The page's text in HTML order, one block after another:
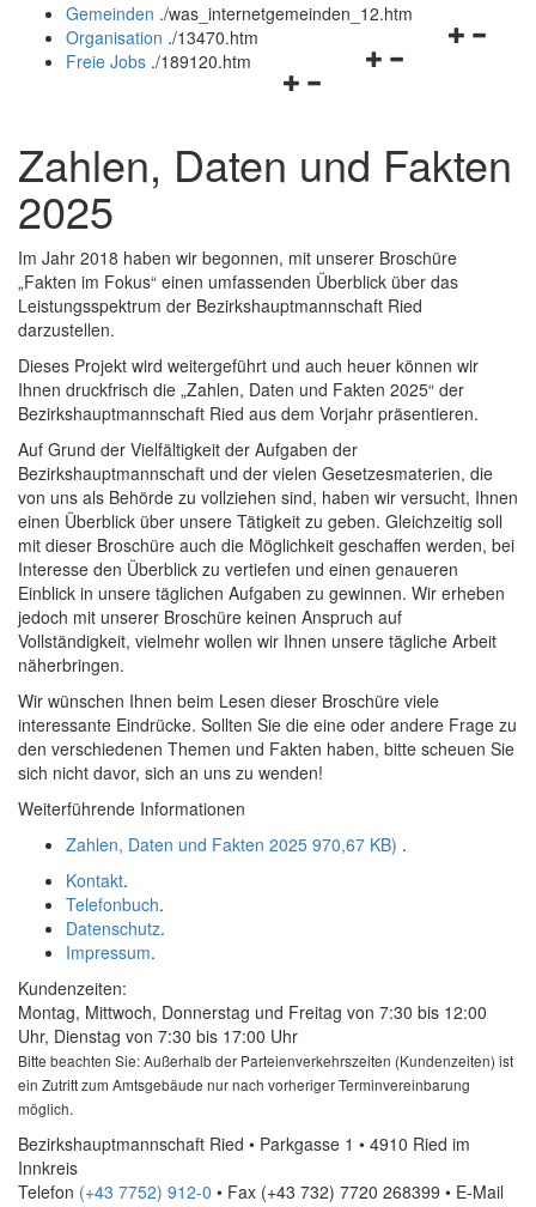
Gemeinden ./was_internetgemeinden_12.htm
Navigationsmenü
Organisation ./13470.htm
Navigationsmenü
schließen
Freie Jobs ./189120.htm
Zahlen, Daten und Fakten
2025
Im Jahr 2018 haben wir begonnen, mit unserer Broschüre
„Fakten im Fokus“ einen umfassenden Überblick über das
Leistungsspektrum der Bezirkshauptmannschaft Ried
darzustellen.
Dieses Projekt wird weitergeführt und auch heuer können wir
Ihnen druckfrisch die „Zahlen, Daten und Fakten 2025“ der
Bezirkshauptmannschaft Ried aus dem Vorjahr präsentieren.
Auf Grund der Vielfältigkeit der Aufgaben der
Bezirkshauptmannschaft und der vielen Gesetzesmaterien, die
von uns als Behörde zu vollziehen sind, haben wir versucht, Ihnen
einen Überblick über unsere Tätigkeit zu geben. Gleichzeitig soll
mit dieser Broschüre auch die Möglichkeit geschaffen werden, bei
Interesse den Überblick zu vertiefen und einen genaueren
Einblick in unsere täglichen Aufgaben zu gewinnen. Wir erheben
jedoch mit unserer Broschüre keinen Anspruch auf
Vollständigkeit, vielmehr wollen wir Ihnen unsere tägliche Arbeit
näherbringen.
Wir wünschen Ihnen beim Lesen dieser Broschüre viele
interessante Eindrücke. Sollten Sie die eine oder andere Frage zu
den verschiedenen Themen und Fakten haben, bitte scheuen Sie
sich nicht davor, sich an uns zu wenden!
Weiterführende Informationen
Zahlen, Daten und Fakten 2025 970,67 KB) .
Kontakt.
Telefonbuch.
Datenschutz.
Impressum.
Kundenzeiten:
Montag, Mittwoch, Donnerstag und Freitag von 7:30 bis 12:00
Uhr, Dienstag von 7:30 bis 17:00 Uhr
Bitte beachten Sie: Außerhalb der Parteienverkehrszeiten (Kundenzeiten) ist
ein Zutritt zum Amtsgebäude nur nach vorheriger Terminvereinbarung
möglich.
Bezirkshauptmannschaft Ried • Parkgasse 1 • 4910 Ried im
Innkreis
Telefon (+43 7752) 912-0 • Fax (+43 732) 7720 268399 • E-Mail